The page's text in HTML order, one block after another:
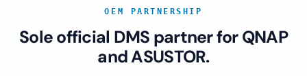
OEM PARTNERSHIP
Sole official DMS partner for QNAP
and ASUSTOR.